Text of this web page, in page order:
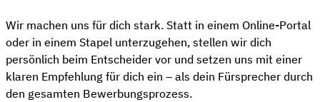
Wir machen uns für dich stark. Statt in einem Online-Portal
oder in einem Stapel unterzugehen, stellen wir dich
persönlich beim Entscheider vor und setzen uns mit einer
klaren Empfehlung für dich ein – als dein Fürsprecher durch
den gesamten Bewerbungsprozess.